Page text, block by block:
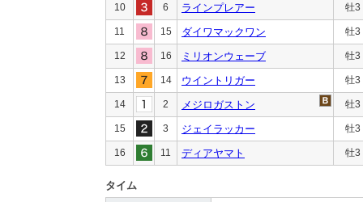
10 6 ラインプレアー 牡3
11 15 ダイワマックワン 牡3
12 16 ミリオンウェーブ 牡3
13 14 ウイントリガー 牡3
14 2 メジロガストン 牡3
15 3 ジェイラッカー 牡3
16 11 ディアヤマト 牡3
タイム